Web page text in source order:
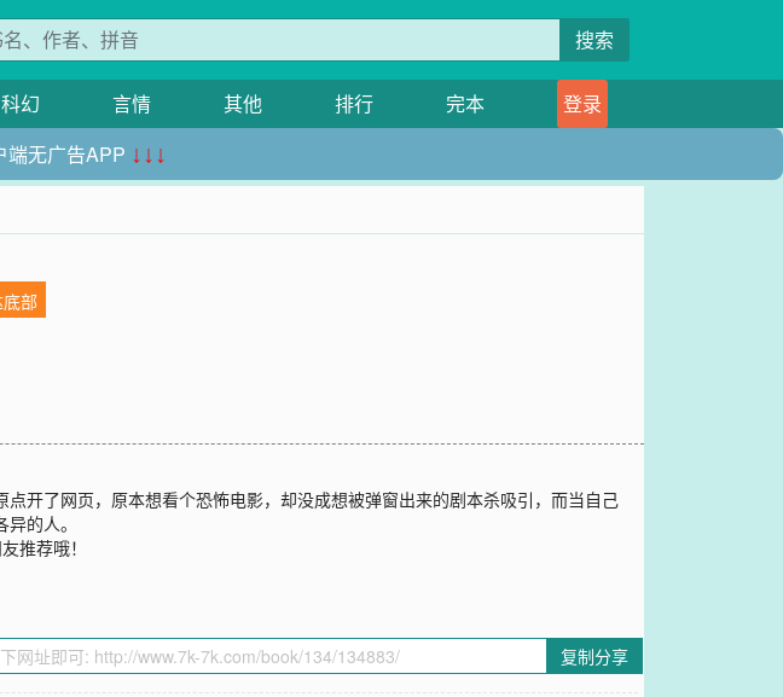
搜索
科幻 言情 其他 排行 完本
登录
端无广告APP ↓↓↓
部
开了网页，原本想看个恐怖电影，却没成想被弹窗出来的剧本杀吸引，而当自己
的人。
推荐哦！
复制分享